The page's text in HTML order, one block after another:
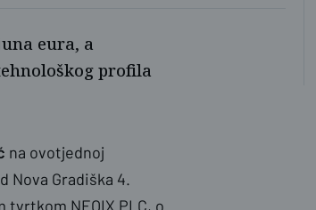
eura, a
profila
na ovotjednoj
Nova Gradiška 4.
NEOIX PLC, o